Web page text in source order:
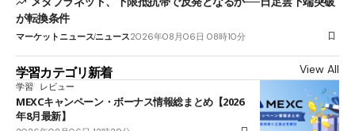
が転換条件
マーケットニュースニュース2026年08月06日 08時10分
学習カテゴリ新着 View All
学習 レビュー
MEXCキャンペーン・ボーナス情報総まとめ【2026
年8月最新】